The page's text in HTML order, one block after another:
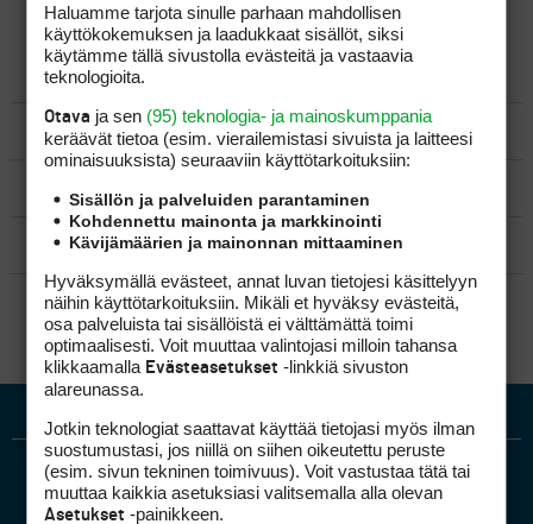
YLEISTÄ
VÄLINEET
MATKAILU
KILPAGOLF & HARJOITTELU
SÄÄNNÖT
Haluamme tarjota sinulle parhaan mahdollisen
käyttökokemuksen ja laadukkaat sisällöt, siksi
käytämme tällä sivustolla evästeitä ja vastaavia
teknologioita.
Otava ja sen (95) teknologia- ja mainoskumppania
keräävät tietoa (esim. vierailemis­tasi sivuista ja laitteesi
ominaisuuk­sista) seuraaviin käyttötarkoituksiin:
Sisällön ja palveluiden parantaminen
Kohdennettu mainonta ja markkinointi
Kävijämäärien ja mainonnan mittaaminen
Hyväksymällä evästeet, annat luvan tietojesi käsittelyyn
näihin käyttötarkoituksiin. Mikäli et hyväksy evästeitä,
osa palveluista tai sisällöistä ei välttämättä toimi
optimaalisesti. Voit muuttaa valintojasi milloin tahansa
klikkaamalla Evästeasetukset -linkkiä sivuston
alareunassa.
Jotkin teknologiat saattavat käyttää tietojasi myös ilman
suostumustasi, jos niillä on siihen oikeutettu peruste
(esim. sivun tekninen toimivuus). Voit vastustaa tätä tai
muuttaa kaikkia asetuksiasi valitsemalla alla olevan
Asetukset -painikkeen.